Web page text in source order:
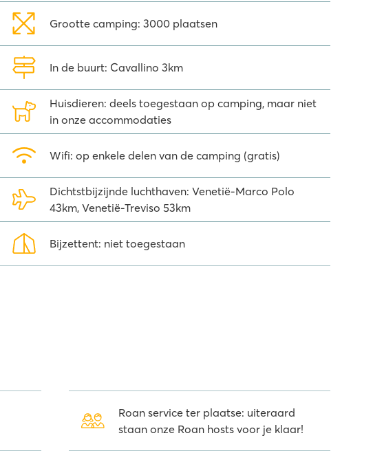
Grootte camping: 3000 plaatsen
In de buurt: Cavallino 3km
Huisdieren: deels toegestaan op camping, maar niet
in onze accommodaties
Wifi: op enkele delen van de camping (gratis)
Dichtstbijzijnde luchthaven: Venetië-Marco Polo
43km, Venetië-Treviso 53km
Bijzettent: niet toegestaan
Roan service ter plaatse: uiteraard
staan onze Roan hosts voor je klaar!